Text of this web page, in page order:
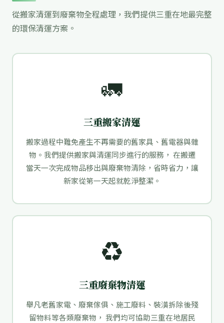
從搬家清運到廢棄物全程處理，我們提供三重在地最完整
的環保清運方案。
🚛
三重搬家清運
搬家過程中難免產生不再需要的舊家具、舊電器與雜
物。我們提供搬家與清運同步進行的服務， 在搬遷
當天一次完成物品移出與廢棄物清除，省時省力，讓
新家從第一天起就乾淨整潔。
♻️
三重廢棄物清運
舉凡老舊家電、廢棄傢俱、施工廢料、裝潢拆除後殘
留物料等各類廢棄物， 我們均可協助三重在地居民